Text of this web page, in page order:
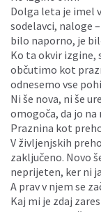
Dolga leta je imel
sodelavci, naloge
bilo naporno, je
Ko ta okvir izgine,
občutimo kot
odnesemo vse
Ni še nova, ni še
omogoča, da jo
Praznina kot
V življenjskih
zaključeno. Novo
neprijeten, ker ni
A prav v njem se
Kaj mi je zdaj